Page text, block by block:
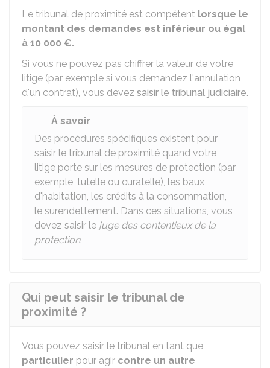
Le tribunal de proximité est compétent lorsque le
montant des demandes est inférieur ou égal
à 10 000 €.
Si vous ne pouvez pas chiffrer la valeur de votre
litige (par exemple si vous demandez l'annulation
d'un contrat), vous devez saisir le tribunal judiciaire.
À savoir
Des procédures spécifiques existent pour
saisir le tribunal de proximité quand votre
litige porte sur les mesures de protection (par
exemple, tutelle ou curatelle), les baux
d'habitation, les crédits à la consommation,
le surendettement. Dans ces situations, vous
devez saisir le juge des contentieux de la
protection.
Qui peut saisir le tribunal de
proximité ?
Vous pouvez saisir le tribunal en tant que
particulier pour agir contre un autre